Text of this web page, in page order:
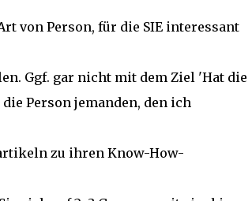
von Person, für die SIE interessant
Ggf. gar nicht mit dem Ziel 'Hat die
Person jemanden, den ich
zu ihren Know-How-